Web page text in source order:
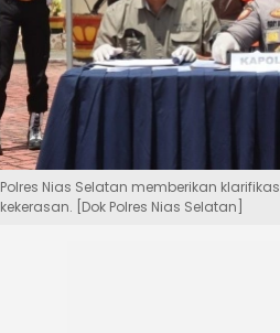
Polres Nias Selatan memberikan
kekerasan. [Dok Polres Nias Selatan]